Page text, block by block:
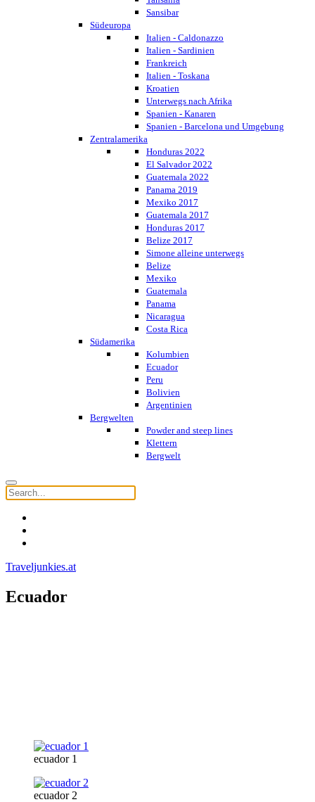
Sansibar
Südeuropa
Italien - Caldonazzo
Italien - Sardinien
Frankreich
Italien - Toskana
Kroatien
Unterwegs nach Afrika
Spanien - Kanaren
Spanien - Barcelona und Umgebung
Zentralamerika
Honduras 2022
El Salvador 2022
Guatemala 2022
Panama 2019
Mexiko 2017
Guatemala 2017
Honduras 2017
Belize 2017
Simone alleine unterwegs
Belize
Mexiko
Guatemala
Panama
Nicaragua
Costa Rica
Südamerika
Kolumbien
Ecuador
Peru
Bolivien
Argentinien
Bergwelten
Powder and steep lines
Klettern
Bergwelt
Traveljunkies.at
Ecuador
ecuador 1
ecuador 2